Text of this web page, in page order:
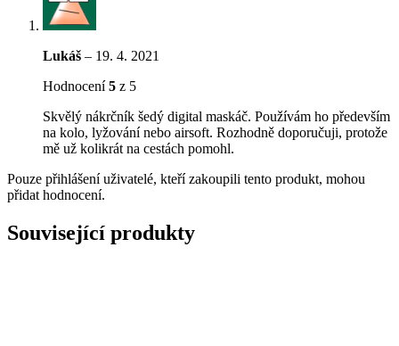
Lukáš – 19. 4. 2021
Hodnocení5 z 5
Skvělý nákrčník šedý digital maskáč. Používám ho především
na kolo, lyžování nebo airsoft. Rozhodně doporučuji, protože
mě už kolikrát na cestách pomohl.
Pouze přihlášení uživatelé, kteří zakoupili tento produkt, mohou
přidat hodnocení.
Související produkty